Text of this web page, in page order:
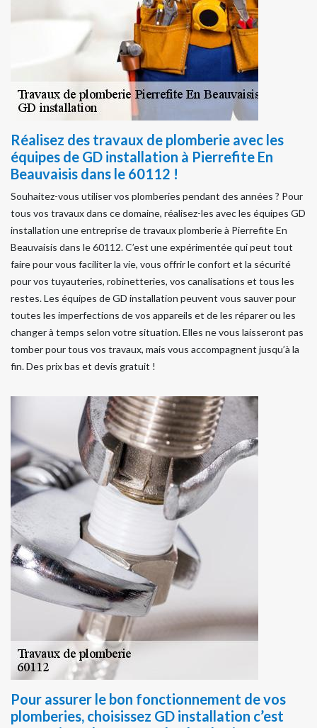
Réalisez des travaux de plomberie avec les
équipes de GD installation à Pierrefite En
Beauvaisis dans le 60112 !
Souhaitez-vous utiliser vos plomberies pendant des années ? Pour
tous vos travaux dans ce domaine, réalisez-les avec les équipes GD
installation une entreprise de travaux plomberie à Pierrefite En
Beauvaisis dans le 60112. C’est une expérimentée qui peut tout
faire pour vous faciliter la vie, vous offrir le confort et la sécurité
pour vos tuyauteries, robinetteries, vos canalisations et tous les
restes. Les équipes de GD installation peuvent vous sauver pour
toutes les imperfections de vos appareils et de les réparer ou les
changer à temps selon votre situation. Elles ne vous laisseront pas
tomber pour tous vos travaux, mais vous accompagnent jusqu’à la
fin. Des prix bas et devis gratuit !
Pour assurer le bon fonctionnement de vos
plomberies, choisissez GD installation c’est